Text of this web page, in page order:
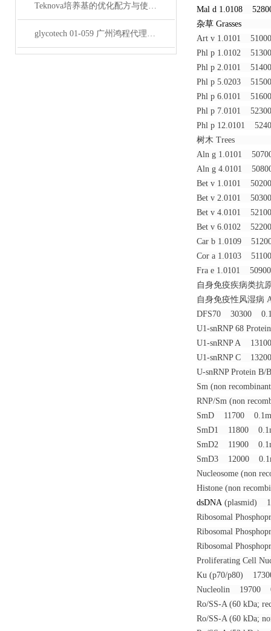
Teknova培养基的优化配方与使用技巧
glycotech 01-059 广州鸿程代理：开启糖生物学研究新征程
Mal d 1.0108
杂草
Art v 1.0101
Phl p 1.0102
Phl p 2.0101
Phl p 5.0203
Phl p 6.0101
Phl p 7.0101
Phl p 12.0101
树木
Aln g 1.0101
Aln g 4.0101
Bet v 1.0101
Bet v 2.0101
Bet v 4.0101
Bet v 6.0102
Car b 1.0109
Cor a 1.0103
Fra e 1.0101
自身免疫疾
自身免疫性风
DFS70 30300
U1-snRNP 68
U1-snRNP A
U1-snRNP C
U-snRNP Protein
Sm (non
RNP/Sm (non
SmD 11700
SmD1 11800
SmD2 11900
SmD3 12000
Nucleosome (non
Histone (non
dsDNA (plasmid)
Ribosomal
Ribosomal
Ribosomal
Proliferating Cell
Ku (p70/p80)
Nucleolin 19700
Ro/SS-A (60 kDa;
Ro/SS-A (60 kDa;